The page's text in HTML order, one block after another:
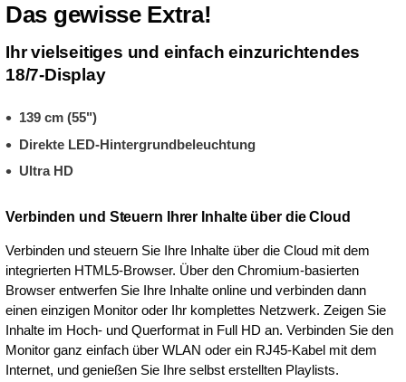
Das gewisse Extra!
Ihr vielseitiges und einfach einzurichtendes
18/7-Display
139 cm (55")
Direkte LED-Hintergrundbeleuchtung
Ultra HD
Verbinden und Steuern Ihrer Inhalte über die Cloud
Verbinden und steuern Sie Ihre Inhalte über die Cloud mit dem
integrierten HTML5-Browser. Über den Chromium-basierten
Browser entwerfen Sie Ihre Inhalte online und verbinden dann
einen einzigen Monitor oder Ihr komplettes Netzwerk. Zeigen Sie
Inhalte im Hoch- und Querformat in Full HD an. Verbinden Sie den
Monitor ganz einfach über WLAN oder ein RJ45-Kabel mit dem
Internet, und genießen Sie Ihre selbst erstellten Playlists.